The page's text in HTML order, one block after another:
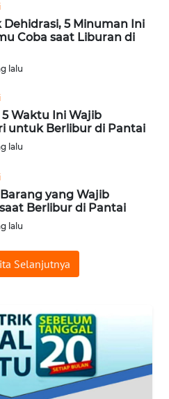
Dehidrasi, 5 Minuman Ini
Coba saat Liburan di
lalu
5 Waktu Ini Wajib
untuk Berlibur di Pantai
lalu
yang Wajib
Berlibur di Pantai
lalu
Selanjutnya